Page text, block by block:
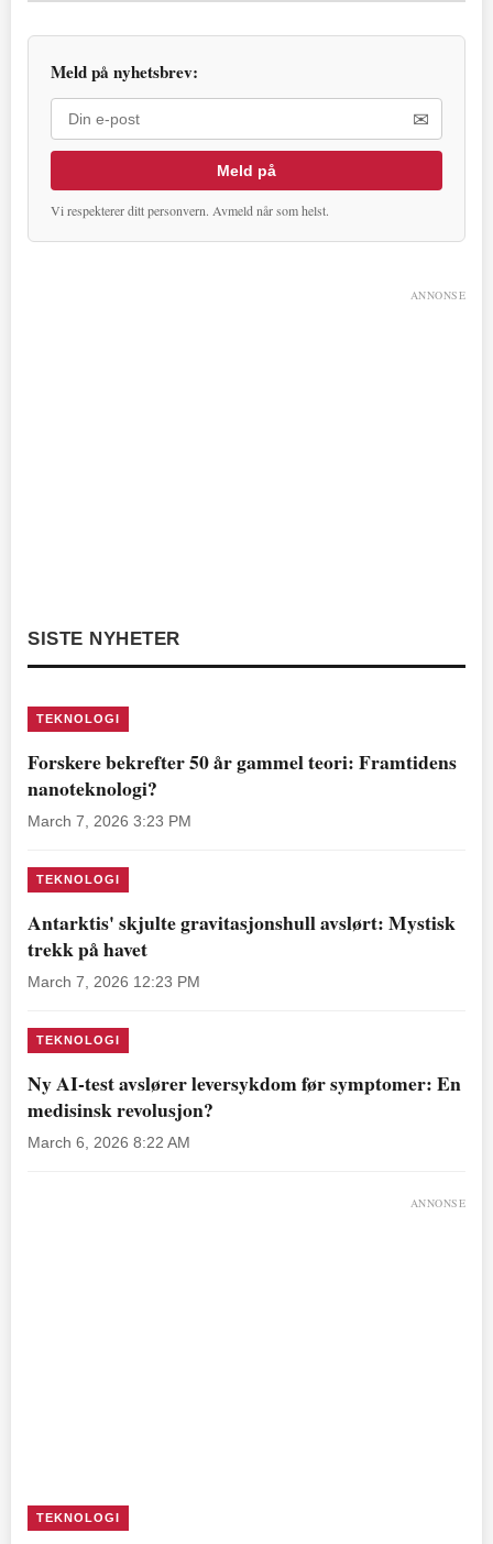
Meld på nyhetsbrev:
✉
Meld på
Vi respekterer ditt personvern. Avmeld når som helst.
ANNONSE
SISTE NYHETER
TEKNOLOGI
Forskere bekrefter 50 år gammel teori: Framtidens
nanoteknologi?
March 7, 2026 3:23 PM
TEKNOLOGI
Antarktis' skjulte gravitasjonshull avslørt: Mystisk
trekk på havet
March 7, 2026 12:23 PM
TEKNOLOGI
Ny AI-test avslører leversykdom før symptomer: En
medisinsk revolusjon?
March 6, 2026 8:22 AM
ANNONSE
TEKNOLOGI